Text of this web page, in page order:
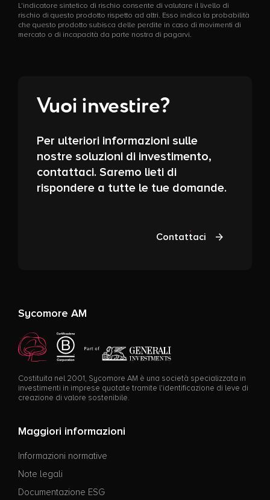
L'indicatore sintetico di rischio consente di valutare il livello di
rischio di questo prodotto rispetto ad altri. Esso indica la probabilità
che questo prodotto subisca delle perdite in caso di movimenti di
mercato o di incapacità da parte nostra di pagarvi.
Vuoi investire?
Per ulteriori informazioni sulle
nostre soluzioni di investimento,
contattaci. Saremo lieti di
rispondere a tutte le tue domande.
Contattaci
Sycomore AM
Costituita nel 2001, Sycomore AM è una società specializzata in
investimenti in imprese quotate tramite l'identificazione di leve di
creazione di valore sostenibile.
Maggiori informazioni
Informazioni normative
Note legali
Documentazione ESG